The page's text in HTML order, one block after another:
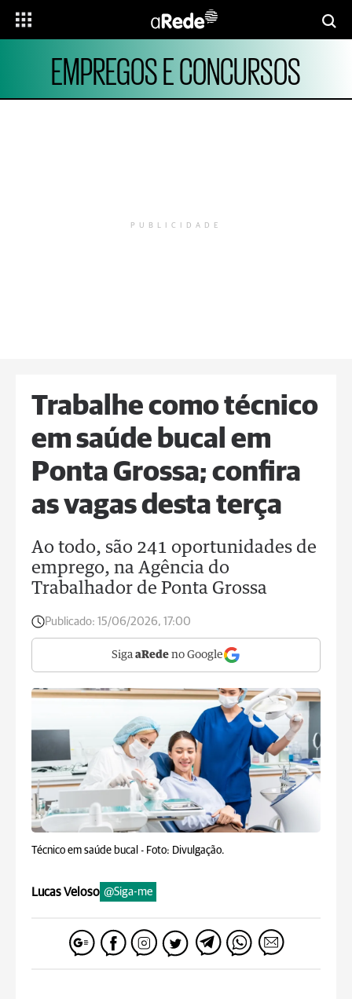
EMPREGOS E CONCURSOS
PUBLICIDADE
Trabalhe como técnico
em saúde bucal em
Ponta Grossa; confira
as vagas desta terça
Ao todo, são 241 oportunidades de
emprego, na Agência do
Trabalhador de Ponta Grossa
Publicado: 15/06/2026, 17:00
Siga aRede no Google
Técnico em saúde bucal - Foto: Divulgação.
Lucas Veloso @Siga-me